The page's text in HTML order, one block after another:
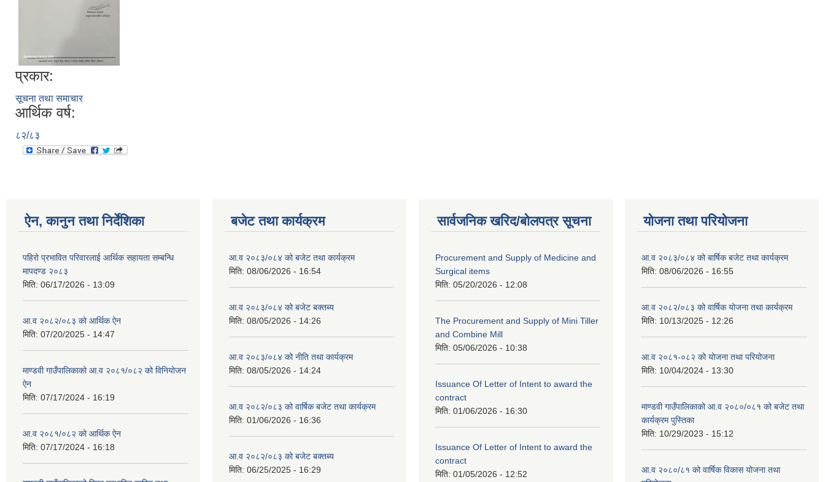
प्रकार:
सूचना तथा समाचार
आर्थिक वर्ष:
८२/८३
ऐन, कानुन तथा निर्देशिका
पहिरो प्रभावित परिवारलाई आर्थिक सहायता सम्बन्धि
मापदण्ड २०८३
मिति: 06/17/2026 - 13:09
आ.व २०८२/०८३ को आर्थिक ऐन
मिति: 07/20/2025 - 14:47
माण्डवी गाउँपालिकाको आ.व २०८१/०८२ को विनियोजन
ऐन
मिति: 07/17/2024 - 16:19
आ.व २०८१/०८२ को आर्थिक ऐन
मिति: 07/17/2024 - 16:18
बजेट तथा कार्यक्रम
आ.व २०८३/०८४ को बजेट तथा कार्यक्रम
मिति: 08/06/2026 - 16:54
आ.व २०८३/०८४ को बजेट बक्तब्य
मिति: 08/05/2026 - 14:26
आ.व २०८३/०८४ को नीति तथा कार्यक्रम
मिति: 08/05/2026 - 14:24
आ.व २०८२/०८३ को वार्षिक बजेट तथा कार्यक्रम
मिति: 01/06/2026 - 16:36
आ.व २०८२/०८३ को बजेट बक्तब्य
मिति: 06/25/2025 - 16:29
सार्वजनिक खरिद/बोलपत्र सूचना
Procurement and Supply of Medicine and
Surgical items
मिति: 05/20/2026 - 12:08
The Procurement and Supply of Mini Tiller
and Combine Mill
मिति: 05/06/2026 - 10:38
Issuance Of Letter of Intent to award the
contract
मिति: 01/06/2026 - 16:30
Issuance Of Letter of Intent to award the
contract
मिति: 01/05/2026 - 12:52
योजना तथा परियोजना
आ.व २०८३/०८४ को बार्षिक बजेट तथा कार्यक्रम
मिति: 08/06/2026 - 16:55
आ.व २०८२/०८३ को वार्षिक योजना तथा कार्यक्रम
मिति: 10/13/2025 - 12:26
आ.व २०८१-०८२ को योजना तथा परियोजना
मिति: 10/04/2024 - 13:30
माण्डवी गाउँपालिकाको आ.व २०८०/०८१ को बजेट तथा
कार्यक्रम पुस्तिका
मिति: 10/29/2023 - 15:12
आ.व २०८०/८१ को वार्षिक विकास योजना तथा